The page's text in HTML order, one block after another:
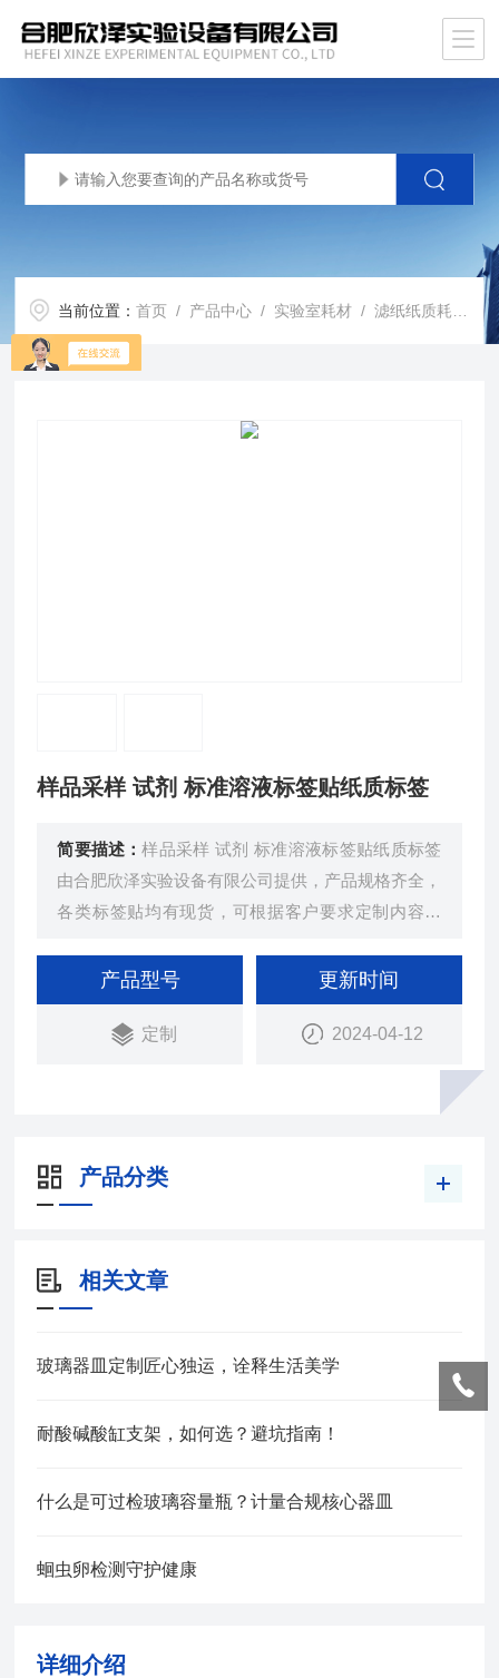
当前位置：首页 / 产品中心 / 实验室耗材 /滤纸纸质耗材 /
样品采样 试剂 标准溶液标签贴纸质标签
简要描述：样品采样 试剂 标准溶液标签贴纸质标签
由合肥欣泽实验设备有限公司提供，产品规格齐全，
各类标签贴均有现货，可根据客户要求定制内容尺
产品型号
定制
更新时间
2024-04-12
产品分类
相关文章
玻璃器皿定制匠心独运，诠释生活美学
耐酸碱酸缸支架，如何选？避坑指南！
什么是可过检玻璃容量瓶？计量合规核心器皿
蛔虫卵检测守护健康
详细介绍